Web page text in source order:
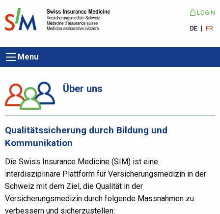
LOGIN
DE FR
Menu
Über uns
Qualitätssicherung durch Bildung und
Kommunikation
Die Swiss Insurance Medicine (SIM) ist eine
interdisziplinäre Plattform für Versicherungsmedizin in der
Schweiz mit dem Ziel, die Qualität in der
Versicherungsmedizin durch folgende Massnahmen zu
verbessern und sicherzustellen: